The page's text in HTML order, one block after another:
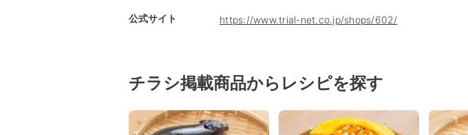
公式サイト https://www.trial-net.co.jp/shops/602/
チラシ掲載商品からレシピを探す